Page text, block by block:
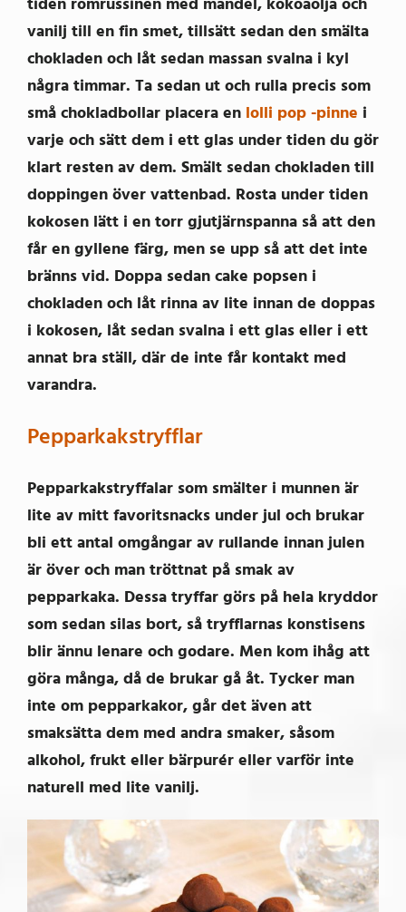
vanilj till en fin smet, tillsätt sedan den smälta
chokladen och låt sedan massan svalna i kyl
några timmar. Ta sedan ut och rulla precis som
små chokladbollar placera en lolli pop -pinne i
varje och sätt dem i ett glas under tiden du gör
klart resten av dem. Smält sedan chokladen till
doppingen över vattenbad. Rosta under tiden
kokosen lätt i en torr gjutjärnspanna så att den
får en gyllene färg, men se upp så att det inte
bränns vid. Doppa sedan cake popsen i
chokladen och låt rinna av lite innan de doppas
i kokosen, låt sedan svalna i ett glas eller i ett
annat bra ställ, där de inte får kontakt med
varandra.
Pepparkakstryfflar
Pepparkakstryffalar som smälter i munnen är
lite av mitt favoritsnacks under jul och brukar
bli ett antal omgångar av rullande innan julen
är över och man tröttnat på smak av
pepparkaka. Dessa tryffar görs på hela kryddor
som sedan silas bort, så tryfflarnas konstisens
blir ännu lenare och godare. Men kom ihåg att
göra många, då de brukar gå åt. Tycker man
inte om pepparkakor, går det även att
smaksätta dem med andra smaker, såsom
alkohol, frukt eller bärpurér eller varför inte
naturell med lite vanilj.